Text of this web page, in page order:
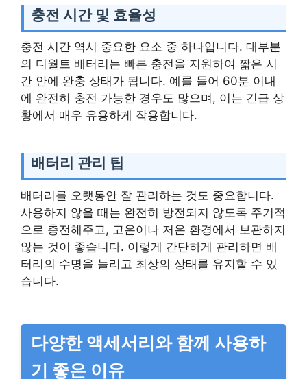
충전 시간 및 효율성
충전 시간 역시 중요한 요소 중 하나입니다. 대부분
의 디월트 배터리는 빠른 충전을 지원하여 짧은 시
간 안에 완충 상태가 됩니다. 예를 들어 60분 이내
에 완전히 충전 가능한 경우도 많으며, 이는 긴급 상
황에서 매우 유용하게 작용합니다.
배터리 관리 팁
배터리를 오랫동안 잘 관리하는 것도 중요합니다.
사용하지 않을 때는 완전히 방전되지 않도록 주기적
으로 충전해주고, 고온이나 저온 환경에서 보관하지
않는 것이 좋습니다. 이렇게 간단하게 관리하면 배
터리의 수명을 늘리고 최상의 상태를 유지할 수 있
습니다.
다양한 액세서리와 함께 사용하
기 좋은 이유